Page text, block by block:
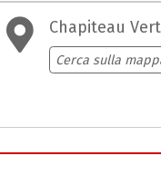
Chapiteau
Cerca sulla